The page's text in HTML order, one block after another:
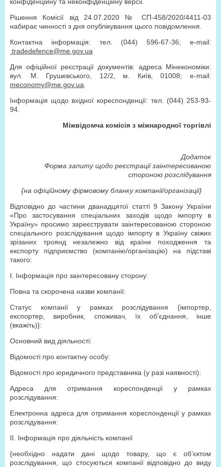
Рішення Комісії від 24.07.2020 № СП-458/2020/4411-03
набирає чинності з дня опублікування цього повідомлення.
Контактна інформація: тел. (044) 596-67-36; e-mail:
tradedefence@me.gov.ua
Для офіційної реєстрації документів: адреса Мінекономіки:
вул. М. Грушевського, 12/2, м. Київ, 01008; е-mail:
meconomy@me.gov.ua
Інформація щодо вхідної кореспонденції: тел. (044) 253-93-
94.
Міжвідомча комісія з міжнародної торгівлі
Додаток
Форма запиту щодо реєстрації заінтересованою
стороною розслідування
{на офіційному фірмовому бланку компанії/організації}
Відповідно до частини дванадцятої статті 9 Закону України
«Про застосування спеціальних заходів щодо імпорту в
Україну» просимо зареєструвати заінтересованою стороною
спеціального розслідування щодо імпорту в Україну свіжих
зрізаних троянд незалежно від країни походження та
експорту підприємство (компанію/організацію) на підставі
такого:
І. Інформація про заінтересовану сторону:
Повна та скорочена назви компанії:
Статус компанії у рамках розслідування {імпортер,
експортер, виробник, споживач, їх об’єднання, інше
(вкажіть)}:
Основний вид діяльності:
Відомості про контактну особу:
Відомості про юридичного представника (у разі наявності):
Адреса для отримання кореспонденції у рамках
розслідування:
Електронна адреса для отримання кореспонденції у рамках
розслідування:
ІІ. Інформація про діяльність компанії
{необхідно надати дані щодо товару, що є об’єктом
розслідування, що стосуються компанії відповідно до виду